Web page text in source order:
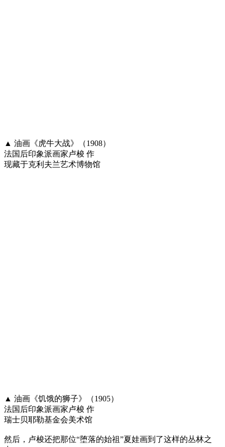
▲ 油画《虎牛大战》（1908）
法国后印象派画家卢梭 作
现藏于克利夫兰艺术博物馆
▲ 油画《饥饿的狮子》（1905）
法国后印象派画家卢梭 作
瑞士贝耶勒基金会美术馆
然后，卢梭还把那位“堕落的始祖”夏娃画到了这样的丛林之